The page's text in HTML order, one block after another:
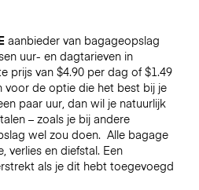
aanbieder van bagageopslag
uur- en dagtarieven in
prijs van $4.90 per dag of $1.49
voor de optie die het best bij je
paar uur, dan wil je natuurlijk
– zoals je bij andere
wel zou doen. Alle bagage
verlies en diefstal. Een
als je dit hebt toegevoegd